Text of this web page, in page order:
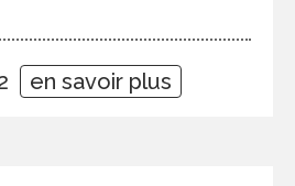
en savoir plus